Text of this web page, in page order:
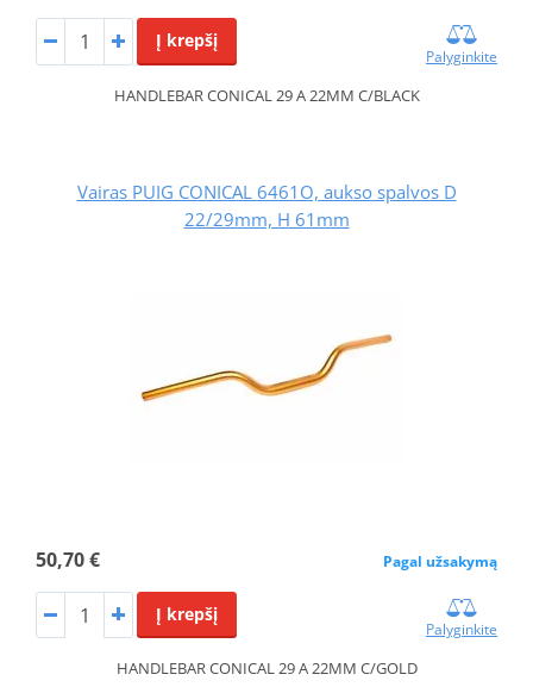
Į krepšį
Palyginkite
HANDLEBAR CONICAL 29 A 22MM C/BLACK
Vairas PUIG CONICAL 6461O, aukso spalvos D
22/29mm, H 61mm
50,70 € Pagal užsakymą
Į krepšį
Palyginkite
HANDLEBAR CONICAL 29 A 22MM C/GOLD